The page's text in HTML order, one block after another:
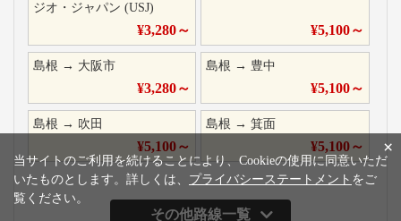
ジオ・ジャパン (USJ)
¥3,280～ ¥5,100～
島根 → 大阪市
¥3,280～
島根 → 豊中
¥5,100～
島根 → 吹田
¥5,100～
島根 →箕面
¥5,100～
その他路線一覧
×
当サイトのご利用を続けることにより、Cookieの使用に同意いただ
いたものとします。詳しくは、 プライバシーステートメント をご
覧ください。